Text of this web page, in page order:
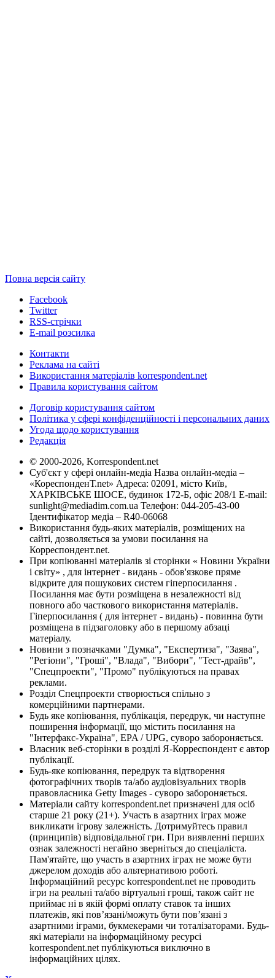
Повна версія сайту
Facebook
Twitter
RSS-стрічки
E-mail розсилка
Контакти
Реклама на сайті
Використання матеріалів korrespondent.net
Правила користування сайтом
Договір користування сайтом
Політика у сфері конфіденційності і персональних даних
Угода щодо користування
Редакція
© 2000-2026, Korrespondent.net
Суб'єкт у сфері онлайн-медіа Назва онлайн-медіа –
«КореспонденТ.net» Адреса: 02091, місто Київ,
ХАРКІВСЬКЕ ШОСЕ, будинок 172-Б, офіс 208/1 E-mail:
sunlight@mediadim.com.ua Телефон: 044-205-43-00
Ідентифікатор медіа – R40-06068
Використання будь-яких матеріалів, розміщених на
сайті, дозволяється за умови посилання на
Корреспондент.net.
При копіюванні матеріалів зі сторінки « Новини України
і світу» , для інтернет - видань - обов'язкове пряме
відкрите для пошукових систем гіперпосилання .
Посилання має бути розміщена в незалежності від
повного або часткового використання матеріалів.
Гіперпосилання ( для інтернет - видань) - повинна бути
розміщена в підзаголовку або в першому абзаці
матеріалу.
Новини з позначками "Думка", "Експертиза", "Заява",
"Регіони", "Гроші", "Влада", "Вибори", "Тест-драйв",
"Спецпроекти", "Промо" публікуються на правах
реклами.
Розділ Спецпроекти створюється спільно з
комерційними партнерами.
Будь яке копіювання, публікація, передрук, чи наступне
поширення інформації, що містить посилання на
"Інтерфакс-Україна", EPA / UPG, суворо забороняється.
Власник веб-сторінки в розділі Я-Корреспондент є автор
публікації.
Будь-яке копіювання, передрук та відтворення
фотографічних творів та/або аудіовізуальних творів
правовласника Getty Images - суворо забороняється.
Матеріали сайту korrespondent.net призначені для осіб
старше 21 року (21+). Участь в азартних іграх може
викликати ігрову залежність. Дотримуйтесь правил
(принципів) відповідальної гри. При виявленні перших
ознак залежності негайно зверніться до спеціаліста.
Пам'ятайте, що участь в азартних іграх не може бути
джерелом доходів або альтернативою роботі.
Інформаційний ресурс korrespondent.net не проводить
ігри на реальні та/або віртуальні гроші, також сайт не
приймає ні в якій формі оплату ставок та інших
платежів, які пов’язані/можуть бути пов’язані з
азартними іграми, букмекерами чи тоталізаторами. Будь-
які матеріали на інформаційному ресурсі
korrespondent.net публікуються виключно в
інформаційних цілях.